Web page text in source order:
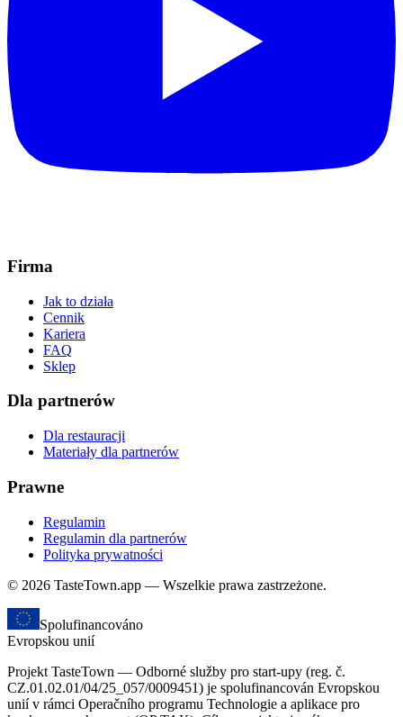
Firma
Jak to działa
Cennik
Kariera
FAQ
Sklep
Dla partnerów
Dla restauracji
Materiały dla partnerów
Prawne
Regulamin
Regulamin dla partnerów
Polityka prywatności
© 2026 TasteTown.app — Wszelkie prawa zastrzeżone.
Spolufinancováno
Evropskou unií
Projekt TasteTown — Odborné služby pro start-upy (reg. č.
CZ.01.02.01/04/25_057/0009451) je spolufinancován Evropskou
unií v rámci Operačního programu Technologie a aplikace pro